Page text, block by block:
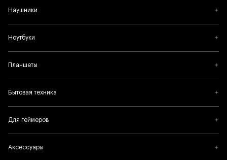
Наушники
Ноутбуки
Планшеты
Бытовая техника
Для геймеров
Аксессуары